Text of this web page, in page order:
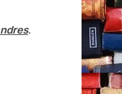
.